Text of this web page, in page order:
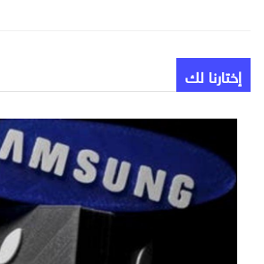
إختارنا لك